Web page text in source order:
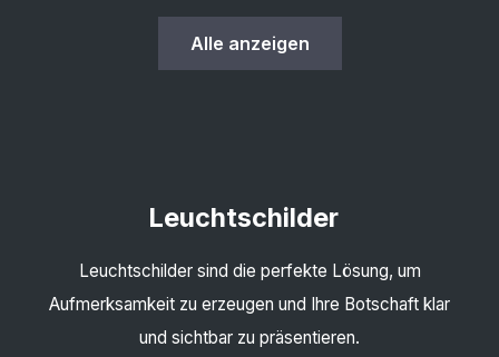
Alle anzeigen
Leuchtschilder
Leuchtschilder sind die perfekte Lösung, um
Aufmerksamkeit zu erzeugen und Ihre Botschaft klar
und sichtbar zu präsentieren.